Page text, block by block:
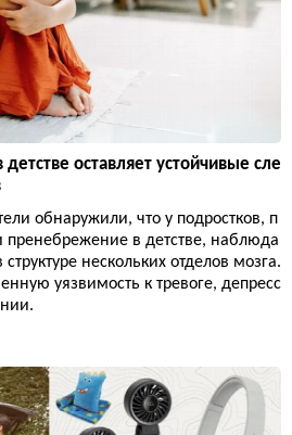
оставляет устойчивые сле
обнаружили, что у подростков, п
в детстве, наблюда
нескольких отделов мозга.
уязвимость к тревоге, депресс